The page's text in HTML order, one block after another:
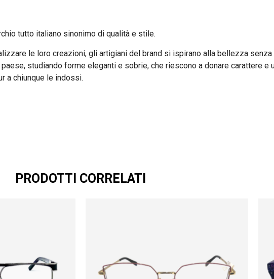
tutto italiano sinonimo di qualità e stile.
le loro creazioni, gli artigiani del brand si ispirano alla bellezza
studiando forme eleganti e sobrie, che riescono a donare carattere e
a chiunque le indossi.
PRODOTTI CORRELATI